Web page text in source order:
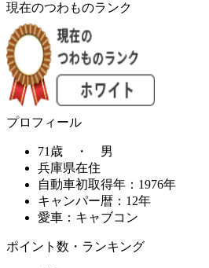
現在のつわものランク
プロフィール
71歳 ・ 男
兵庫県在住
自動車初取得年：1976年
キャンパー暦：12年
愛車：キャブコン
ポイント数・ランキング